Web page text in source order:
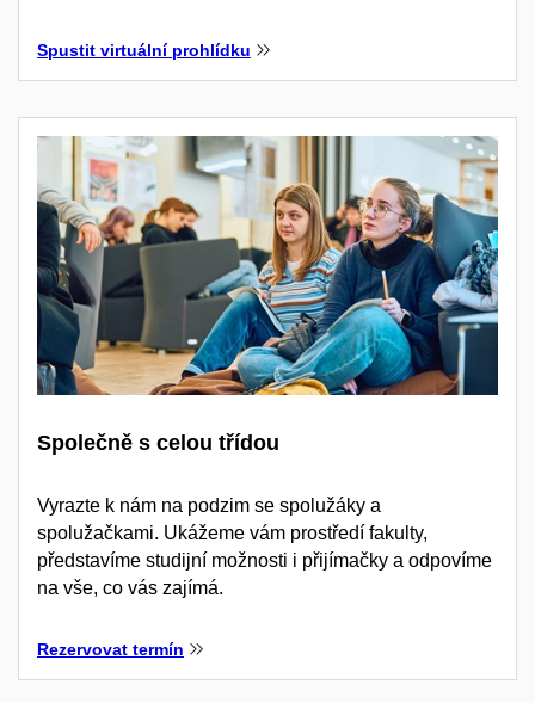
Spustit virtuální prohlídku
Společně s celou třídou
Vyrazte k nám na podzim se spolužáky a
spolužačkami. Ukážeme vám prostředí fakulty,
představíme studijní možnosti i přijímačky a odpovíme
na vše, co vás zajímá.
Rezervovat termín